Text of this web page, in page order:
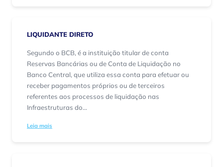
LIQUIDANTE DIRETO
Segundo o BCB, é a ​instituição titular de conta
Reservas Bancárias ou de Conta de Liquidação no
Banco Central, que utiliza essa conta para efetuar ou
receber pagamentos próprios ou de terceiros
referentes aos processos de liquidação nas
Infraestruturas do...
Leia mais